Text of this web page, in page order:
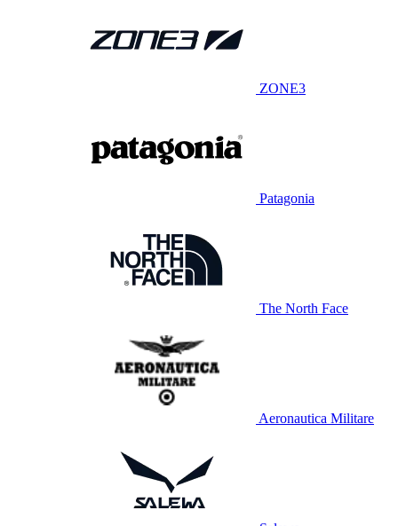
ZONE3
Patagonia
The North Face
Aeronautica Militare